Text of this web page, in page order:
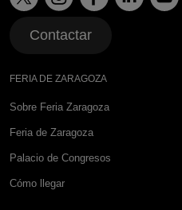
Contactar
FERIA DE ZARAGOZA
Sobre Feria Zaragoza
Feria de Zaragoza
Palacio de Congresos
Cómo llegar